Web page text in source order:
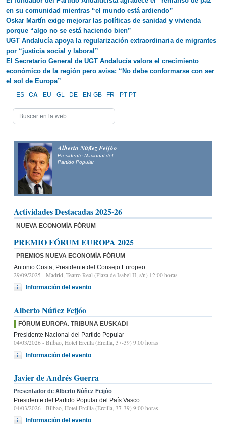
en su comunidad mientras “el mundo está ardiendo”
Oskar Martín exige mejorar las políticas de sanidad y vivienda
porque “algo no se está haciendo bien”
UGT Andalucía apoya la regularización extraordinaria de migrantes
por “justicia social y laboral”
El Secretario General de UGT Andalucía valora el crecimiento
económico de la región pero avisa: “No debe conformarse con ser
el sol de Europa”
ES CA EU GL DE EN-GB FR PT-PT
Alberto Núñez Feijóo
Presidente Nacional del
Partido Popular
Actividades Destacadas 2025-26
NUEVA ECONOMÍA FÓRUM
PREMIO FÓRUM EUROPA 2025
PREMIOS NUEVA ECONOMÍA FÓRUM
Antonio Costa, Presidente del Consejo Europeo
29/09/2025 - Madrid, Teatro Real (Plaza de Isabel II, s/n) 12:00 horas
Información del evento
Alberto Núñez Feijóo
FÓRUM EUROPA. TRIBUNA EUSKADI
Presidente Nacional del Partido Popular
04/03/2026 - Bilbao, Hotel Ercilla (Ercilla, 37-39) 9:00 horas
Información del evento
Javier de Andrés Guerra
Presentador de Alberto Núñez Feijóo
Presidente del Partido Popular del País Vasco
04/03/2026 - Bilbao, Hotel Ercilla (Ercilla, 37-39) 9:00 horas
Información del evento